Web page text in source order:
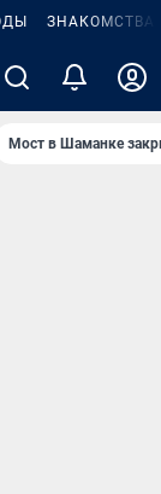
ЗНАКОМСТВА
Мост в Шаманке